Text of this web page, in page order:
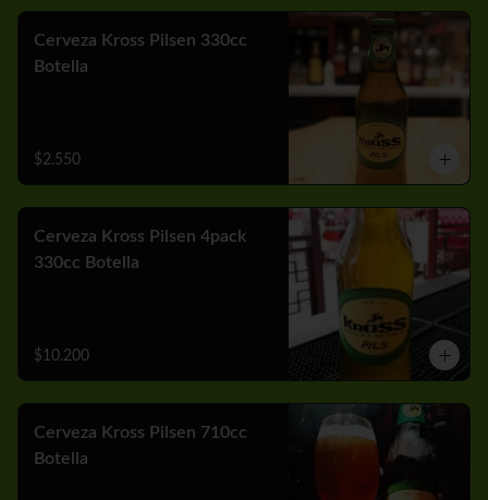
Cerveza Kross Pilsen 330cc
Botella
$2.550
Cerveza Kross Pilsen 4pack
330cc Botella
$10.200
Cerveza Kross Pilsen 710cc
Botella